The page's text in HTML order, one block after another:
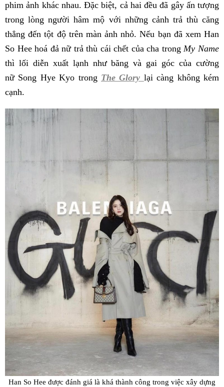
phim ảnh khác nhau. Đặc biệt, cả hai đều đã gây ấn tượng
trong lòng người hâm mộ với những cảnh trả thù căng
thẳng đến tột độ trên màn ảnh nhỏ. Nếu bạn đã xem Han
So Hee hoá đả nữ trả thù cái chết của cha trongMy Name
thì lối diễn xuất lạnh như băng và gai góc của cường
nữ Song Hye Kyo trong The Glory lại càng không kém
cạnh.
Han So Hee được đánh giá là khá thành công trong việc xây dựng